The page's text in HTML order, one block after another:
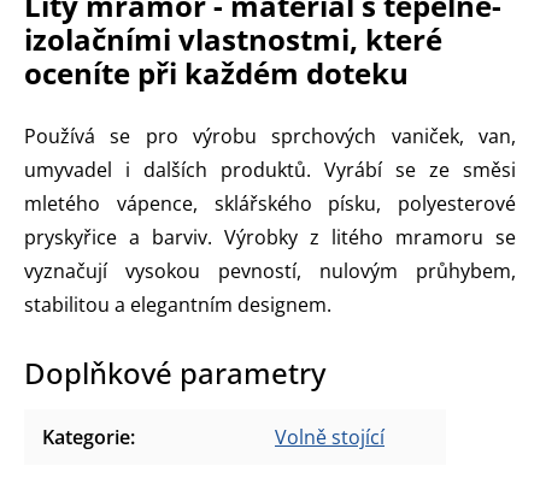
izolačními vlastnostmi, které
oceníte při každém doteku
Používá se pro výrobu sprchových vaniček, van,
umyvadel i dalších produktů. Vyrábí se ze směsi
mletého vápence, sklářského písku, polyesterové
pryskyřice a barviv. Výrobky z litého mramoru se
vyznačují vysokou pevností, nulovým průhybem,
stabilitou a elegantním designem.
Doplňkové parametry
Kategorie: Volně stojící